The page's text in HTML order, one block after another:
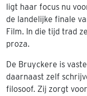
ligt haar focus nu
de landelijke finale
Film. In die tijd trad
proza.
De Bruyckere is
daarnaast zelf
filosoof. Zij zorgt